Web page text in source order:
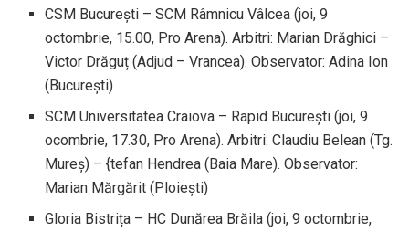
CSM București – SCM Râmnicu Vâlcea (joi, 9
octombrie, 15.00, Pro Arena). Arbitri: Marian Drăghici –
Victor Drăguț (Adjud – Vrancea). Observator: Adina Ion
(București)
SCM Universitatea Craiova – Rapid București (joi, 9
ocombrie, 17.30, Pro Arena). Arbitri: Claudiu Belean (Tg.
Mureș) – {tefan Hendrea (Baia Mare). Observator:
Marian Mărgărit (Ploiești)
Gloria Bistrița – HC Dunărea Brăila (joi, 9 octombrie,